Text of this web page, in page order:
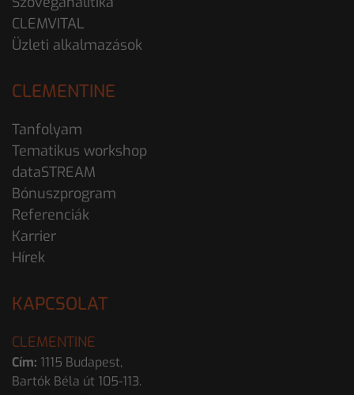
CLEMVITAL
Üzleti alkalmazások
CLEMENTINE
Tanfolyam
Tematikus workshop
dataSTREAM
Bónuszprogram
Referenciák
Karrier
Hírek
KAPCSOLAT
CLEMENTINE
Cím: 1115 Budapest,
Bartók Béla út 105-113.